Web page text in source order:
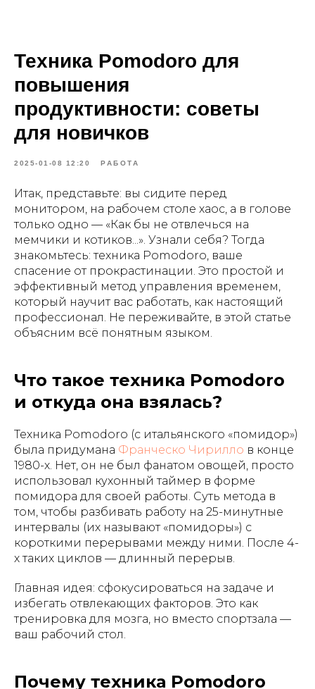
Техника Pomodoro для
повышения
продуктивности: советы
для новичков
2025-01-08 12:20 РАБОТА
Итак, представьте: вы сидите перед
монитором, на рабочем столе хаос, а в голове
только одно — «Как бы не отвлечься на
мемчики и котиков...». Узнали себя? Тогда
знакомьтесь: техника Pomodoro, ваше
спасение от прокрастинации. Это простой и
эффективный метод управления временем,
который научит вас работать, как настоящий
профессионал. Не переживайте, в этой статье
объясним всё понятным языком.
Что такое техника Pomodoro
и откуда она взялась?
Техника Pomodoro (с итальянского «помидор»)
была придумана Франческо Чирилло в конце
1980-х. Нет, он не был фанатом овощей, просто
использовал кухонный таймер в форме
помидора для своей работы. Суть метода в
том, чтобы разбивать работу на 25-минутные
интервалы (их называют «помидоры») с
короткими перерывами между ними. После 4-
х таких циклов — длинный перерыв.
Главная идея: сфокусироваться на задаче и
избегать отвлекающих факторов. Это как
тренировка для мозга, но вместо спортзала —
ваш рабочий стол.
Почему техника Pomodoro